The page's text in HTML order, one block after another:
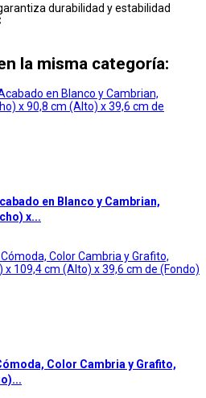
durabilidad y estabilidad
la misma categoría:
en Blanco y Cambrian,
x...
Color Cambria y Grafito,